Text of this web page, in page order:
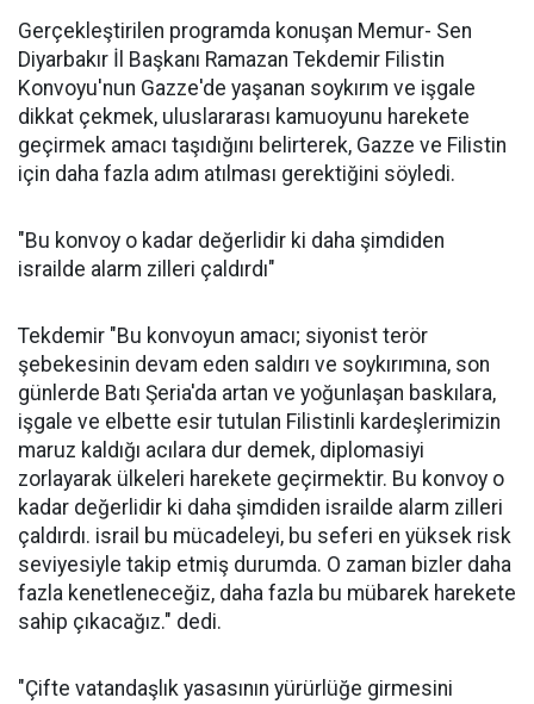
Gerçekleştirilen programda konuşan Memur- Sen
Diyarbakır İl Başkanı Ramazan Tekdemir Filistin
Konvoyu'nun Gazze'de yaşanan soykırım ve işgale
dikkat çekmek, uluslararası kamuoyunu harekete
geçirmek amacı taşıdığını belirterek, Gazze ve Filistin
için daha fazla adım atılması gerektiğini söyledi.
"Bu konvoy o kadar değerlidir ki daha şimdiden
israilde alarm zilleri çaldırdı"
Tekdemir "Bu konvoyun amacı; siyonist terör
şebekesinin devam eden saldırı ve soykırımına, son
günlerde Batı Şeria'da artan ve yoğunlaşan baskılara,
işgale ve elbette esir tutulan Filistinli kardeşlerimizin
maruz kaldığı acılara dur demek, diplomasiyi
zorlayarak ülkeleri harekete geçirmektir. Bu konvoy o
kadar değerlidir ki daha şimdiden israilde alarm zilleri
çaldırdı. israil bu mücadeleyi, bu seferi en yüksek risk
seviyesiyle takip etmiş durumda. O zaman bizler daha
fazla kenetleneceğiz, daha fazla bu mübarek harekete
sahip çıkacağız." dedi.
"Çifte vatandaşlık yasasının yürürlüğe girmesini